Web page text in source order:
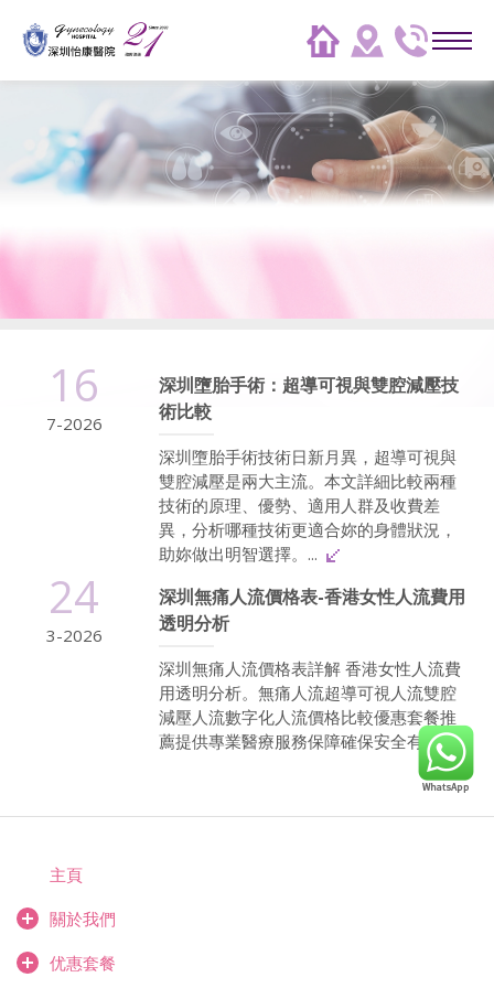
16
7-2026
深圳墮胎手術：超導可視與雙腔減壓技
術比較
深圳墮胎手術技術日新月異，超導可視與
雙腔減壓是兩大主流。本文詳細比較兩種
技術的原理、優勢、適用人群及收費差
異，分析哪種技術更適合妳的身體狀況，
助妳做出明智選擇。...
24
3-2026
深圳無痛人流價格表-香港女性人流費用
透明分析
深圳無痛人流價格表詳解 香港女性人流費
用透明分析。無痛人流超導可視人流雙腔
減壓人流數字化人流價格比較優惠套餐推
薦提供專業醫療服務保障確保安全有效...
主頁
關於我們
优惠套餐